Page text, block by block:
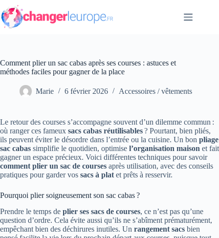
Passer
au
contenu
Comment plier un sac cabas après ses courses : astuces et
méthodes faciles pour gagner de la place
Marie 6 février 2026 Accessoires / vêtements
Le retour des courses s’accompagne souvent d’un dilemme commun :
où ranger ces fameux sacs cabas réutilisables? Pourtant, bien pliés,
ils peuvent éviter le désordre dans l’entrée ou la cuisine. Un bon pliage
sac cabas simplifie le quotidien, optimise l’organisation maison et fait
gagner un espace précieux. Voici différentes techniques pour savoir
comment plier un sac de courses après utilisation, avec des conseils
pratiques pour garder vos sacs à plat et prêts à resservir.
Pourquoi plier soigneusement son sac cabas ?
Prendre le temps de plier ses sacs de courses, ce n’est pas qu’une
question d’ordre. Cela évite aussi qu’ils ne s’abîment prématurément,
empêchant bien des déchirures inutiles. Un rangement sacs bien